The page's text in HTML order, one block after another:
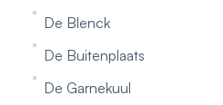
De Blenck
De Buitenplaats
De Garnekuul